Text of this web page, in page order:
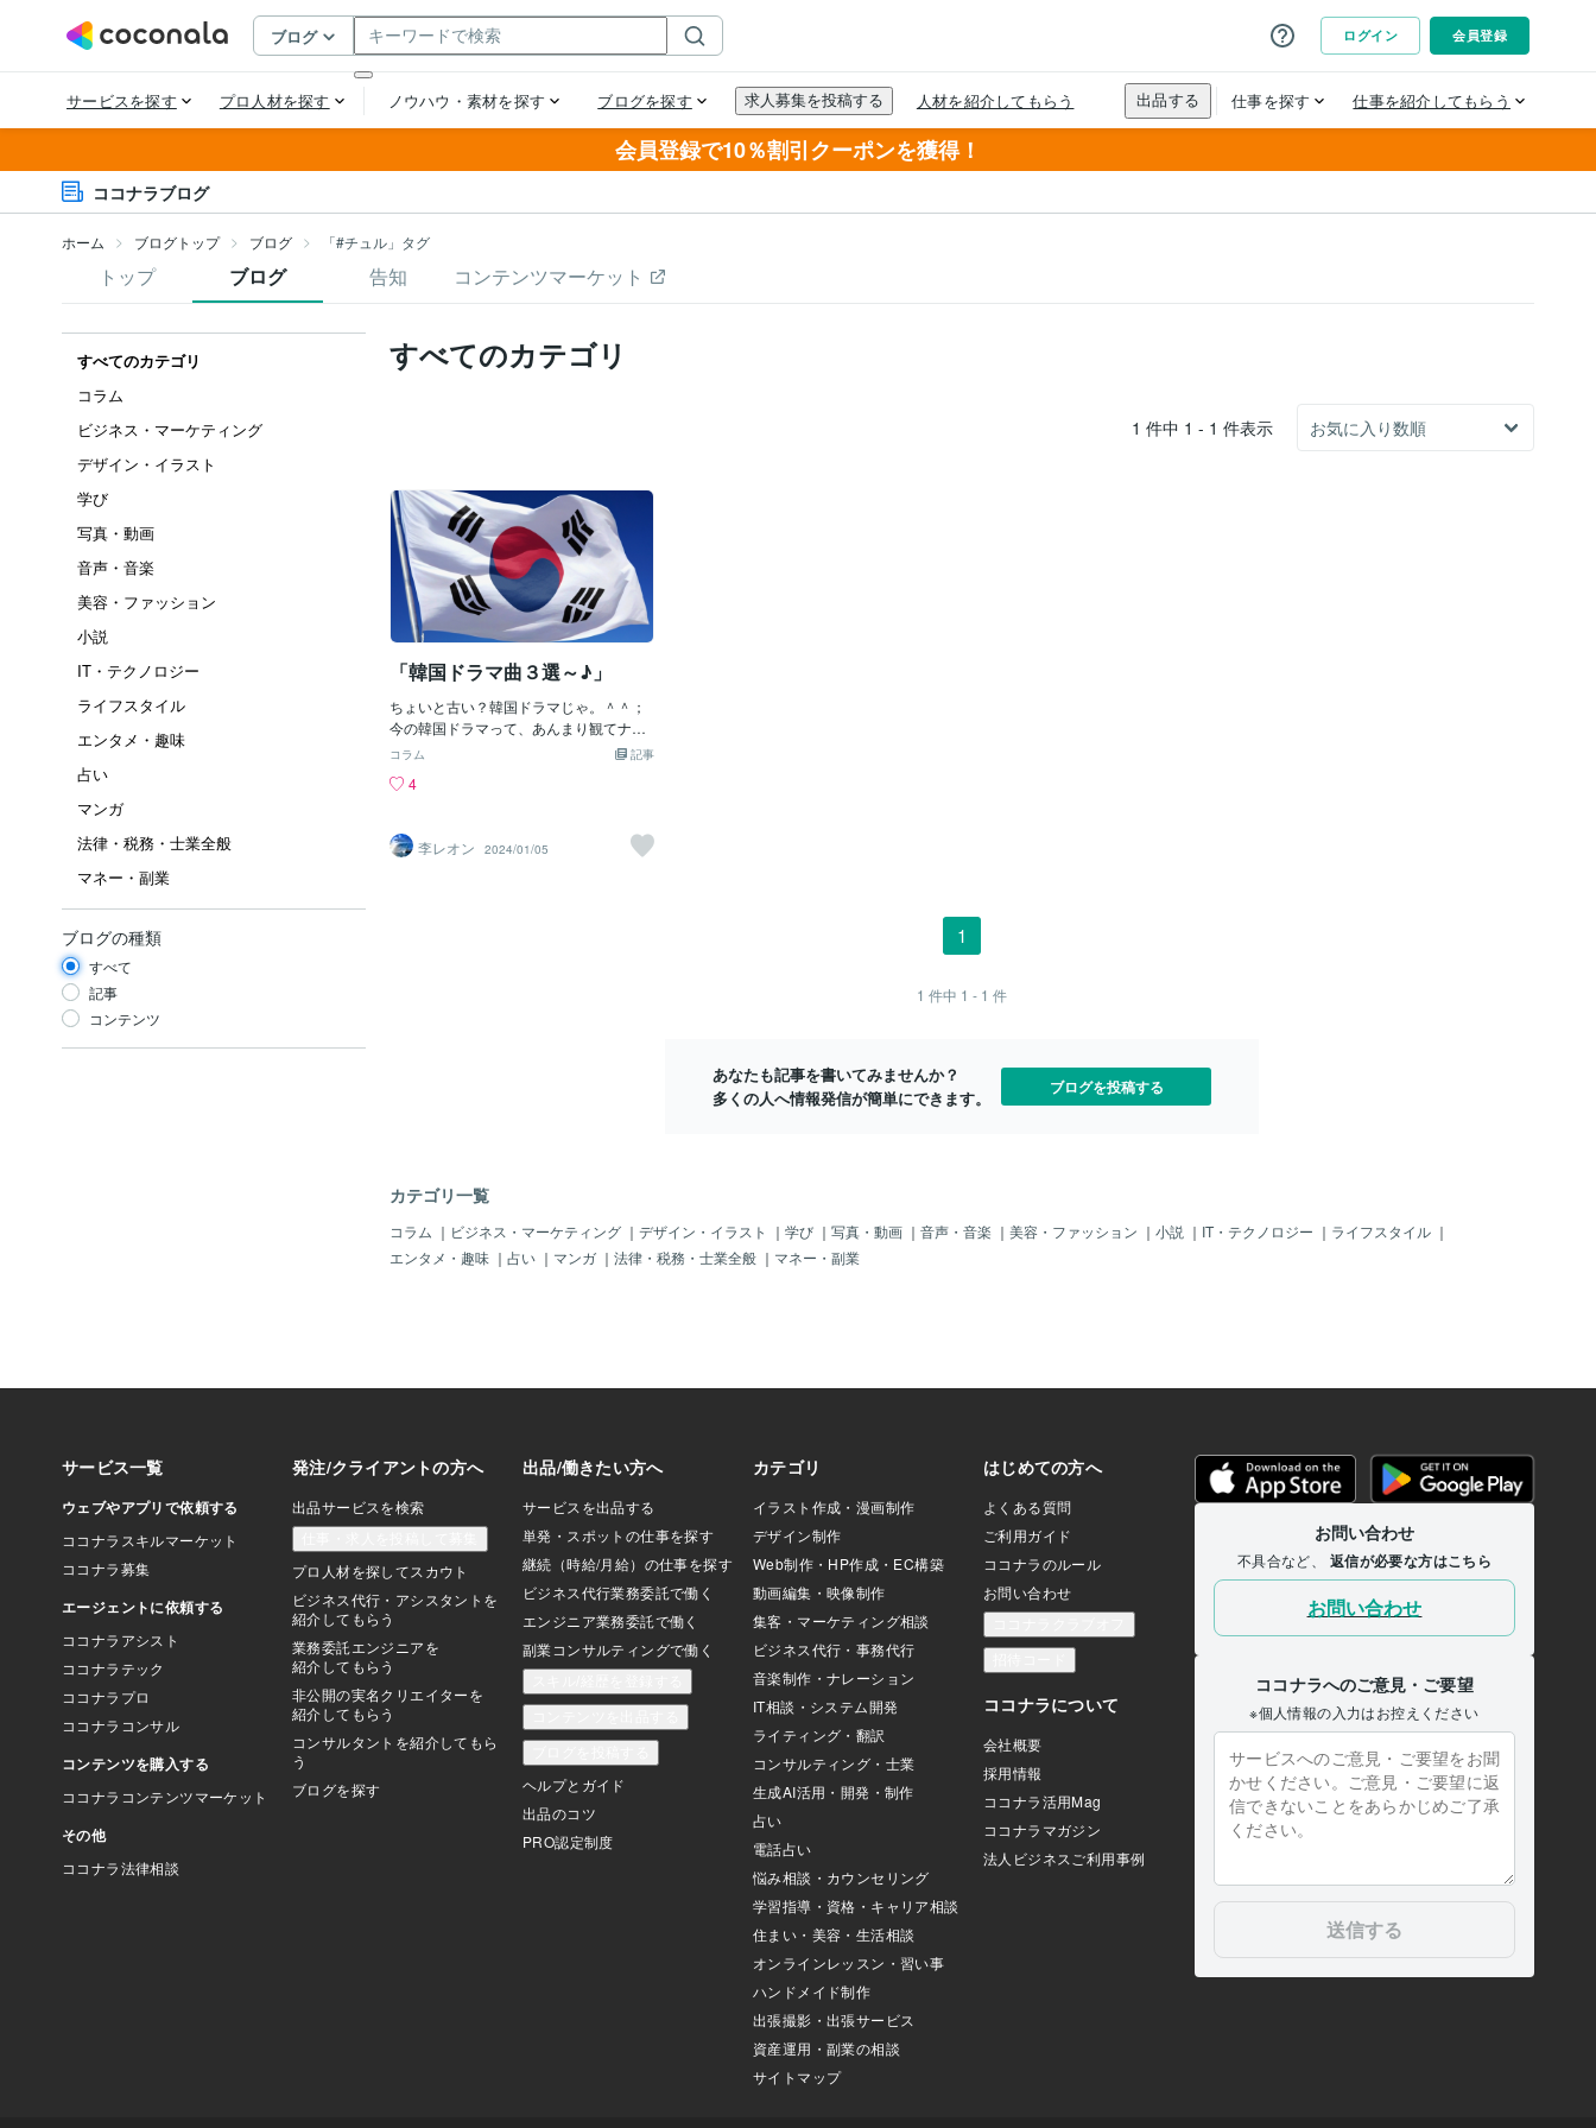
会員登録で10％割引クーポンを獲得！
ココナラブログ
ホーム ブログトップ ブログ 「#チュル」タグ
トップ ブログ 告知 コンテンツマーケット
すべてのカテゴリ
コラム
ビジネス・マーケティング
デザイン・イラスト
学び
写真・動画
音声・音楽
美容・ファッション
小説
IT・テクノロジー
ライフスタイル
エンタメ・趣味
占い
マンガ
法律・税務・士業全般
マネー・副業
ブログの種類
すべて
記事
コンテンツ
すべてのカテゴリ
1 件中 1 - 1 件表示
「韓国ドラマ曲３選～♪」
ちょいと古い？韓国ドラマじゃ。＾＾；
今の韓国ドラマって、あんまり観てナイ
ぞよ。たま～に「韓国時代劇？」なんか
の日本は韓国に勝てないぜよ。「ドラ
性」、とにかく「時代劇・現代劇」共
に、完敗じゃ。映画だって「アカデミー
～、おば様たちにも大人気じゃったろ～
ン」様もこのときに知ったボク。日本で
も大人気じゃったよねぇ～♪すごかった
いけど、なぜか「記憶」に残っているこ
「君の名は」（新海誠監督）という感じ
の「男女
記事
コラム
4
李レオン 2024/01/05
1
1 件中 1 - 1 件
あなたも記事を書いてみませんか？
多くの人へ情報発信が簡単にできます。
ブログを投稿する
カテゴリ一覧
コラム ｜ ビジネス・マーケティング ｜ デザイン・イラスト ｜ 学び ｜ 写真・動画 ｜ 音声・音楽 ｜ 美容・ファッション ｜ 小説 ｜ IT・テクノロジー ｜ ライフスタイル ｜
エンタメ・趣味 ｜ 占い ｜ マンガ ｜ 法律・税務・士業全般 ｜ マネー・副業